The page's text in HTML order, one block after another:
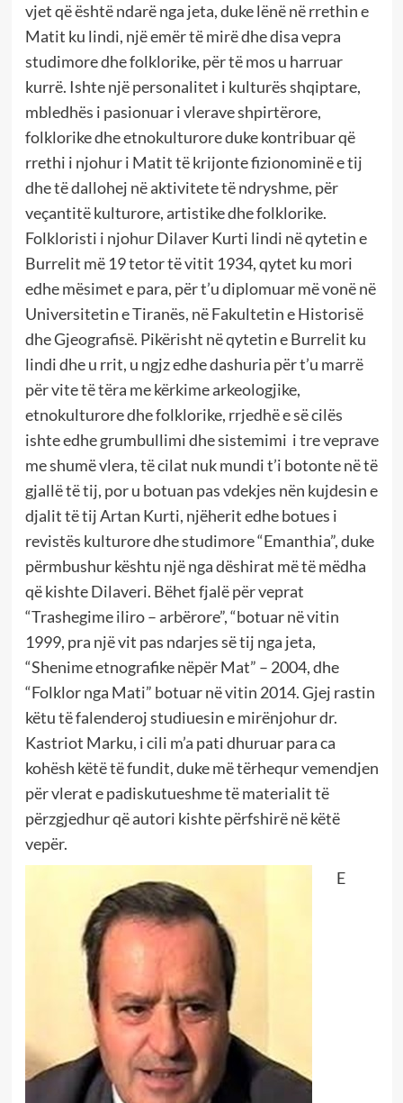
vjet që është ndarë nga jeta, duke lënë në rrethin e
Matit ku lindi, një emër të mirë dhe disa vepra
studimore dhe folklorike, për të mos u harruar
kurrë. Ishte një personalitet i kulturës shqiptare,
mbledhës i pasionuar i vlerave shpirtërore,
folklorike dhe etnokulturore duke kontribuar që
rrethi i njohur i Matit të krijonte fizionominë e tij
dhe të dallohej në aktivitete të ndryshme, për
veçantitë kulturore, artistike dhe folklorike.
Folkloristi i njohur Dilaver Kurti lindi në qytetin e
Burrelit më 19 tetor të vitit 1934, qytet ku mori
edhe mësimet e para, për t’u diplomuar më vonë në
Universitetin e Tiranës, në Fakultetin e Historisë
dhe Gjeografisë. Pikërisht në qytetin e Burrelit ku
lindi dhe u rrit, u ngjz edhe dashuria për t’u marrë
për vite të tëra me kërkime arkeologjike,
etnokulturore dhe folklorike, rrjedhë e së cilës
ishte edhe grumbullimi dhe sistemimi i tre veprave
me shumë vlera, të cilat nuk mundi t’i botonte në të
gjallë të tij, por u botuan pas vdekjes nën kujdesin e
djalit të tij Artan Kurti, njëherit edhe botues i
revistës kulturore dhe studimore “Emanthia”, duke
përmbushur kështu një nga dëshirat më të mëdha
që kishte Dilaveri. Bëhet fjalë për veprat
“Trashegime iliro – arbërore”, “botuar në vitin
1999, pra një vit pas ndarjes së tij nga jeta,
“Shenime etnografike nëpër Mat” – 2004, dhe
“Folklor nga Mati” botuar në vitin 2014. Gjej rastin
këtu të falenderoj studiuesin e mirënjohur dr.
Kastriot Marku, i cili m’a pati dhuruar para ca
kohësh këtë të fundit, duke më tërhequr vemendjen
për vlerat e padiskutueshme të materialit të
përzgjedhur që autori kishte përfshirë në këtë
vepër.
E